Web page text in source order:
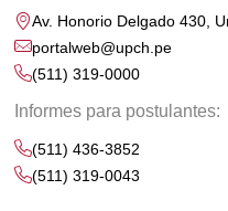
Av. Honorio Delgado 430,
portalweb@upch.pe
(511) 319-0000
Informes para postulantes:
(511) 436-3852
(511) 319-0043